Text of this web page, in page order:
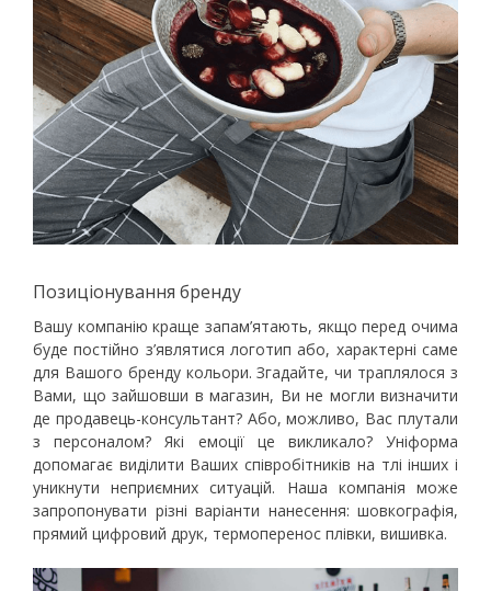
Позиціонування бренду
Вашу компанію краще запам’ятають, якщо перед очима
буде постійно з’являтися логотип або, характерні саме
для Вашого бренду кольори. Згадайте, чи траплялося з
Вами, що зайшовши в магазин, Ви не могли визначити
де продавець-консультант? Або, можливо, Вас плутали
з персоналом? Які емоції це викликало? Уніформа
допомагає виділити Ваших співробітників на тлі інших і
уникнути неприємних ситуацій. Наша компанія може
запропонувати різні варіанти нанесення: шовкографія,
прямий цифровий друк, термоперенос плівки, вишивка.